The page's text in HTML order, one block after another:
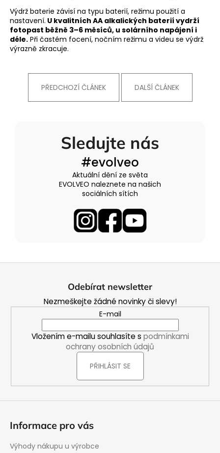
Výdrž baterie závisí na typu baterií, režimu použití a
nastavení. U kvalitních AA alkalických baterií vydrží
fotopast běžně 3–6 měsíců, u solárního napájení i
déle. Při častém focení, nočním režimu a videu se výdrž
výrazně zkracuje.
PŘEDCHOZÍ ČLÁNEK DALŠÍ ČLÁNEK
Sledujte nás
#evolveo
Aktuální dění ze světa
EVOLVEO naleznete na našich
sociálních sítích
Odebírat newsletter
Nezmeškejte žádné novinky či slevy!
E-mail
Vložením e-mailu souhlasíte s podmínkami
ochrany osobních údajů
PŘIHLÁSIT SE
Informace pro vás
Výhody nákupu u výrobce